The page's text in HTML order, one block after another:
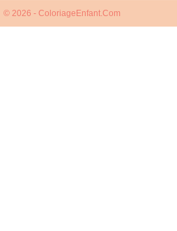
© 2026 - ColoriageEnfant.Com